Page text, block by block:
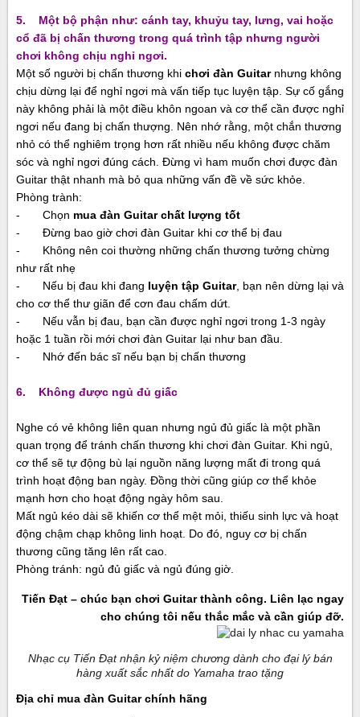
5. Một bộ phận như: cánh tay, khuỷu tay, lưng, vai hoặc
cổ đã bị chấn thương trong quá trình tập nhưng người
chơi không chịu nghỉ ngơi.
Một số người bị chấn thương khi chơi đàn Guitarnhưng không
chịu dừng lại để nghỉ ngơi mà vấn tiếp tục luyện tập. Sự cố gắng
này không phải là một điều khôn ngoan và cơ thể cần được nghỉ
ngơi nếu đang bị chấn thượng. Nên nhớ rằng, một chắn thương
nhỏ có thể nghiêm trọng hơn rất nhiều nếu không được chăm
sóc và nghỉ ngơi đúng cách. Đừng vì ham muốn chơi được đàn
Guitar thật nhanh mà bỏ qua những vấn đề về sức khỏe.
Phòng trành:
- Chọn mua đàn Guitar chất lượng tốt
- Đừng bao giờ chơi đàn Guitar khi cơ thể bị đau
- Không nên coi thường những chấn thương tưởng chừng
như rất nhẹ
- Nếu bị đau khi đang luyện tập Guitar, bạn nên dừng lại và
cho cơ thể thư giãn để cơn đau chấm dứt.
- Nếu vẫn bị đau, bạn cần được nghỉ ngơi trong 1-3 ngày
hoặc 1 tuần rồi mới chơi đàn Guitar lại như ban đầu.
- Nhớ đến bác sĩ nếu bạn bị chấn thương
6. Không được ngủ đủ giấc
Nghe có vẻ không liên quan nhưng ngủ đủ giấc là một phần
quan trọng để tránh chấn thương khi chơi đàn Guitar. Khi ngủ,
cơ thể sẽ tự động bù lại nguồn năng lượng mất đi trong quá
trình hoạt động ban ngày. Đồng thời cũng giúp cơ thể khỏe
mạnh hơn cho hoạt động ngày hôm sau.
Mất ngủ kéo dài sẽ khiến cơ thể mệt mỏi, thiếu sinh lực và hoạt
động chậm chạp không linh hoạt. Do đó, nguy cơ bị chấn
thương cũng tăng lên rất cao.
Phòng tránh: ngủ đủ giấc và ngủ đúng giờ.
Tiến Đạt – chúc bạn chơi Guitar thành công. Liên lạc ngay
cho chúng tôi nếu thắc mắc và cần giúp đỡ.
Nhạc cụ Tiến Đạt nhận kỷ niệm chương dành cho đại lý bán
hàng xuất sắc nhất do Yamaha trao tặng
Địa chỉ mua đàn Guitar chính hãng